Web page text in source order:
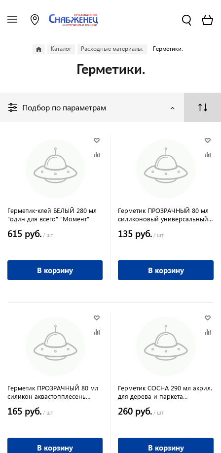
Каталог Расходные материалы. Герметики.
Герметики.
Подбор по параметрам
Герметик-клей БЕЛЫЙ 280 мл
"один для всего" "Момент"
615 руб. / шт
В корзину
Герметик ПРОЗРАЧНЫЙ 80 мл
силиконовый универсальный
135 руб. / шт
В корзину
Герметик ПРОЗРАЧНЫЙ 80 мл
силикон аквастопплесень
165 руб. / шт
В корзину
Герметик СОСНА 290 мл акрил.
для дерева и паркета
260 руб. / шт
В корзину